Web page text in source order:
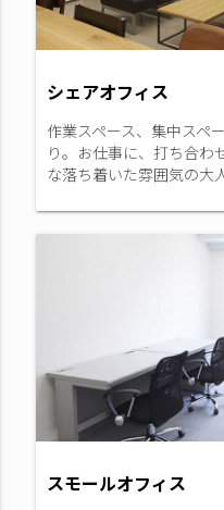
シェアオフィス
作業スペース、集中スペ
り。お仕事に、打ち合わ
な落ち着いた雰囲気の大
スモールオフィス